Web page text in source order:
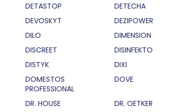
DETASTOP
DETECHA
DEVOSKYT
DEZIPOWER
DILO
DIMENSION
DISCREET
DISINFEKTO
DISTYK
DIXI
DOMESTOS
PROFESSIONAL
DOVE
DR. HOUSE DR. OETKER